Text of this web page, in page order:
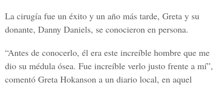
La cirugía fue un éxito y un año más tarde, Greta y su
donante, Danny Daniels, se conocieron en persona.
“Antes de conocerlo, él era este increíble hombre que me
dio su médula ósea. Fue increíble verlo justo frente a mí”,
comentó Greta Hokanson a un diario local, en aquel